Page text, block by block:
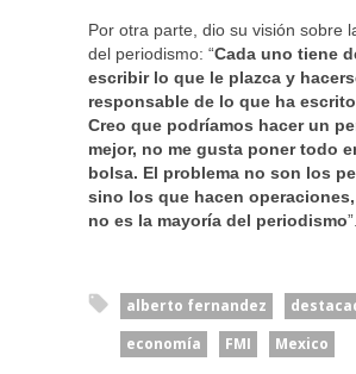
Por otra parte, dio su visión sobre
del periodismo: “Cada uno tiene
escribir lo que le plazca y
responsable de lo que ha
Creo que podríamos hacer un
mejor, no me gusta poner todo
bolsa. El problema no son los
sino los que hacen
no es la mayoría del periodismo”.
alberto fernandez
economía
FMI Mexico